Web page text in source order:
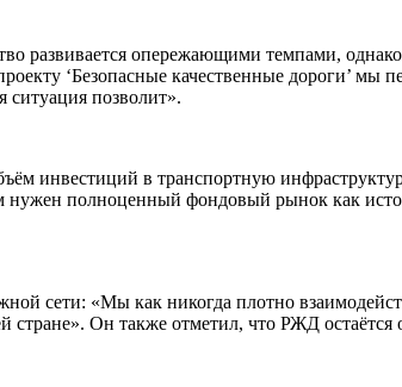
развивается опережающими темпами,
‘Безопасные качественные дороги’ мы
позволит».
инвестиций в транспортную
нужен полноценный фондовый рынок как
сети: «Мы как никогда плотно
стране». Он также отметил, что РЖД